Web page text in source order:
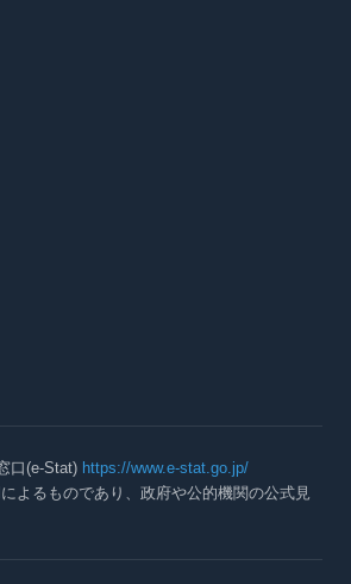
口(e-Stat) https://www.e-stat.go.jp/
よるものであり、政府や公的機関の公式見